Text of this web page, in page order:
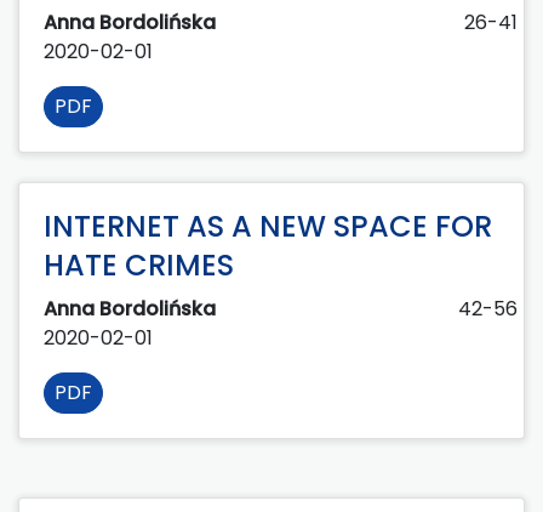
Anna Bordolińska
26-41
2020-02-01
PDF
INTERNET AS A NEW SPACE FOR
HATE CRIMES
Anna Bordolińska
42-56
2020-02-01
PDF